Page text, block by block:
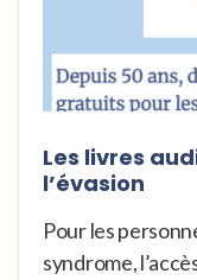
Les livres
l’évasion
Pour les
syndrome,